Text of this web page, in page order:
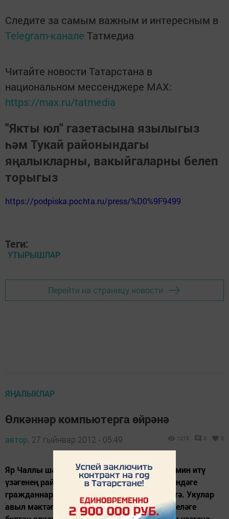
Следите за самым важным и интересным в
Telegram-канале Татмедиа
Читайте новости Татарстана в
национальном мессенджере MАХ:
https://max.ru/tatmedia
"Якты юл" газетасына язылыгыз
һәм Тукай районындагы
яңалыкларны, вакыйгаларны белеп
торыгыз
https://podpiska.pochta.ru/press/%D0%9F9499
Теги:
УТЫРЫШЛАР
Перейти на страницу новости
ЯҢАЛЫКЛАР
Өлкәннәр компьютерга өйрәнә
автор, 27 гыйнвар 2012 - 05:49 1215 0 0
Яр Чаллы шәһәренең халыкны эш белән тәэмин итү
үзәгенең район буенча филиалы пенсия яшендәге
гражданнарны компьютерда эшләргә өйрәтә. Укулар
авыл мәктәпләре базасында үткәреләчәк. Теләге